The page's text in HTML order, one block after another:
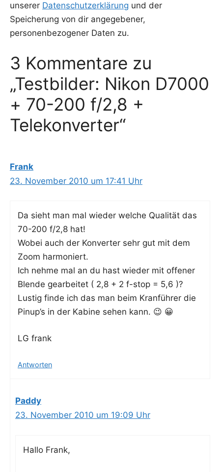
unserer Datenschutzerklärung und der
Speicherung von dir angegebener,
personenbezogener Daten zu.
3 Kommentare zu
„Testbilder: Nikon D7000
+ 70-200 f/2,8 +
Telekonverter“
Frank
23. November 2010 um 17:41 Uhr
Da sieht man mal wie­der wel­che Qua­li­tät das
70-200 f/2,8 hat!
Wobei auch der Kon­ver­ter sehr gut mit dem
Zoom harmoniert.
Ich neh­me mal an du hast wie­der mit offe­ner
Blen­de gear­bei­tet ( 2,8 + 2 f-stop = 5,6 )?
Lus­tig fin­de ich das man beim Kran­füh­rer die
Pinup’s in der Kabi­ne sehen kann. 😉 😀
LG frank
Antworten
Paddy
23. November 2010 um 19:09 Uhr
Hal­lo Frank,